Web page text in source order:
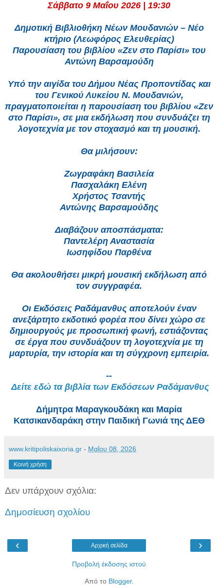
Σάββατο 9 Μαΐου 2026 | 19:30
Δημοτική Βιβλιοθήκη Νέων Μουδανιών – Νέο
κτήριο (Λεωφόρος Ελευθερίας)
Παρουσίαση του βιβλίου «Ζεν στο Παρίσι» του
Αντώνη Βαρσαμούδη
Υπό την αιγίδα του Δήμου Νέας Προποντίδας και
του Γενικού Λυκείου Ν. Μουδανιών,
πραγματοποιείται η παρουσίαση του βιβλίου «Ζεν
στο Παρίσι», σε μια εκδήλωση που συνδυάζει τη
λογοτεχνία με τον στοχασμό και τη μουσική.
Θα μιλήσουν:
Ζωγραφάκη Βασιλεία
Πασχαλάκη Ελένη
Χρήστος Τσαντής
Αντώνης Βαρσαμούδης
Διαβάζουν αποσπάσματα:
Παντελέρη Αναστασία
Ιωσηφίδου Παρθένα
Θα ακολουθήσει μικρή μουσική εκδήλωση από
τον συγγραφέα.
Οι Εκδόσεις Ραδάμανθυς αποτελούν έναν
ανεξάρτητο εκδοτικό φορέα που δίνει χώρο σε
δημιουργούς με προσωπική φωνή, εστιάζοντας
σε έργα που συνδυάζουν τη λογοτεχνία με τη
μαρτυρία, την ιστορία και τη σύγχρονη εμπειρία.
--
Δείτε εδώ τα βιβλία των Εκδόσεων Ραδάμανθυς
Δήμητρα Μαραγκουδάκη και Μαρία
Κατσικανδαράκη στην Παιδική Γωνιά της ΔΕΘ
www.kritipoliskaixoria.gr - Μαΐου 08, 2026
Κοινή χρήση
Δεν υπάρχουν σχόλια:
Δημοσίευση σχολίου
‹ ›
Αρχική σελίδα
Προβολή έκδοσης ιστού
Από το Blogger.